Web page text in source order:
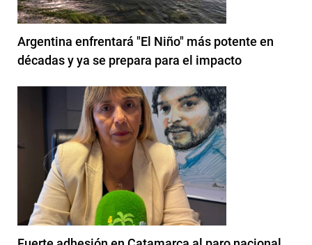
Argentina enfrentará "El Niño" más potente en
décadas y ya se prepara para el impacto